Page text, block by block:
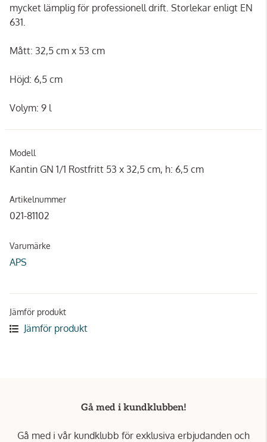
mycket lämplig för professionell drift. Storlekar enligt EN
631.
Mått: 32,5 cm x 53 cm
Höjd: 6,5 cm
Volym: 9 l
Modell
Kantin GN 1/1 Rostfritt 53 x 32,5 cm, h: 6,5 cm
Artikelnummer
021-81102
Varumärke
APS
Jämför produkt
Jämför produkt
Gå med i kundklubben!
Gå med i vår kundklubb för exklusiva erbjudanden och